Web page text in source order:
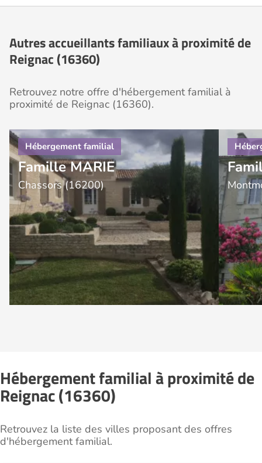
Autres accueillants familiaux à proximité de
Reignac (16360)
Retrouvez notre offre d'hébergement familial à
proximité de Reignac (16360).
Famille MARIE
Chassors (16200)
Hébergement familial à proximité de
Reignac (16360)
Retrouvez la liste des villes proposant des offres
d'hébergement familial.